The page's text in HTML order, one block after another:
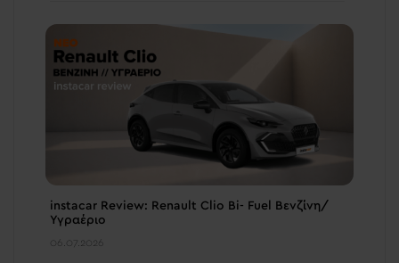
instacar Review: Renault Clio Bi- Fuel Βενζίνη/
Υγραέριο
06.07.2026